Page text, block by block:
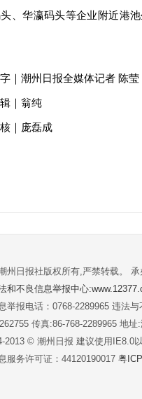
、华瀛码头等企业附近港
｜潮州日报全媒体记者 陈莹
｜翁纯
｜庞磊成
州日报社版权所有,严禁转载。
和不良信息举报中心
举报电话：0768-2289965 违法
传真:86-768-2289965 地
2013 © 潮州日报 建议使用IE8.0
服务许可证：44120190017 粤